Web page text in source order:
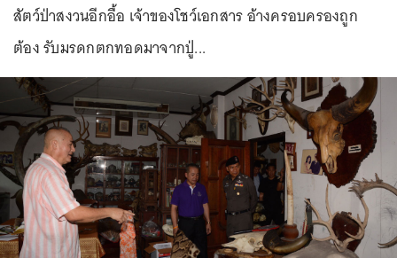
สัตว์ป่าสงวนอีกอื้อ เจ้าของโชว์เอกสาร อ้างครอบครองถูก
ต้อง รับมรดกตกทอดมาจากปู่...